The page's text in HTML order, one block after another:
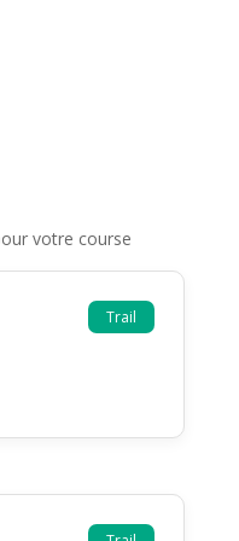
votre course
Trail